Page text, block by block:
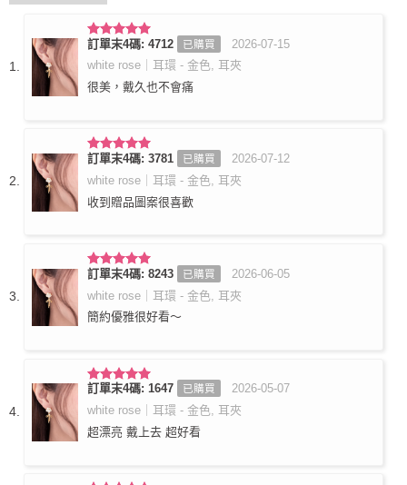
評分5滿
分 5
訂單末4碼: 4712 已購買
2026-07-15
white rose｜耳環 - 金色, 耳夾
很美，戴久也不會痛
評分5滿
分 5
訂單末4碼: 3781 已購買
2026-07-12
white rose｜耳環 - 金色, 耳夾
收到贈品圖案很喜歡
評分5滿
分 5
訂單末4碼: 8243 已購買
2026-06-05
white rose｜耳環 - 金色, 耳夾
簡約優雅很好看～
評分5滿
分 5
訂單末4碼: 1647 已購買
2026-05-07
white rose｜耳環 - 金色, 耳夾
超漂亮 戴上去 超好看